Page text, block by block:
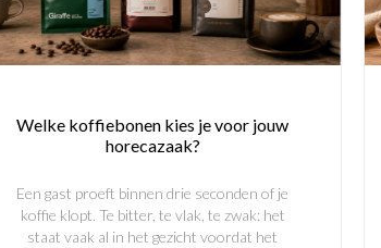
Welke koffiebonen kies je voor jouw
horecazaak?
Een gast proeft binnen drie seconden of je
koffie klopt. Te bitter, te vlak, te zwak: het
staat vaak al in het gezicht voordat het